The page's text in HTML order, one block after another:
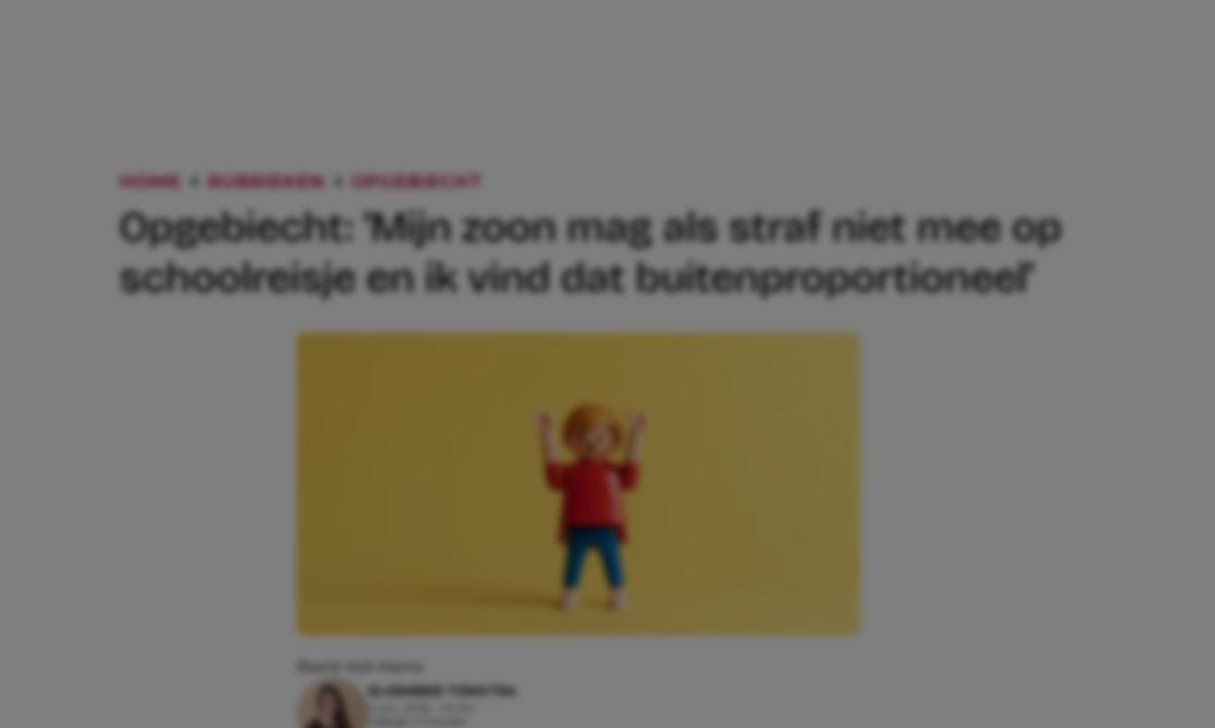
HOME RUBRIEKEN OPGEBIECHT
Opgebiecht: ‘Mijn zoon mag als straf niet mee op
schoolreisje en ik vind dat buitenproportioneel’
ELSEMIEKE TIJMSTRA